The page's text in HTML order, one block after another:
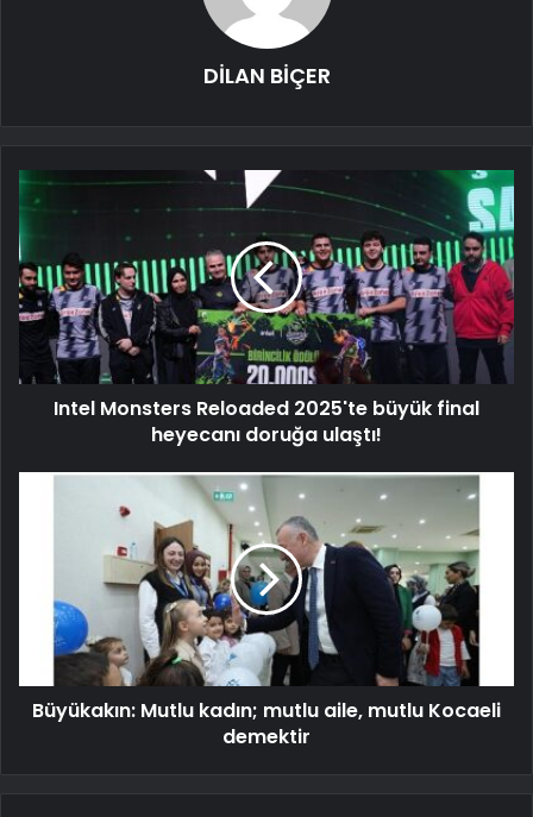
DİLAN BİÇER
Intel Monsters Reloaded 2025'te büyük final
heyecanı doruğa ulaştı!
Büyükakın: Mutlu kadın; mutlu aile, mutlu Kocaeli
demektir